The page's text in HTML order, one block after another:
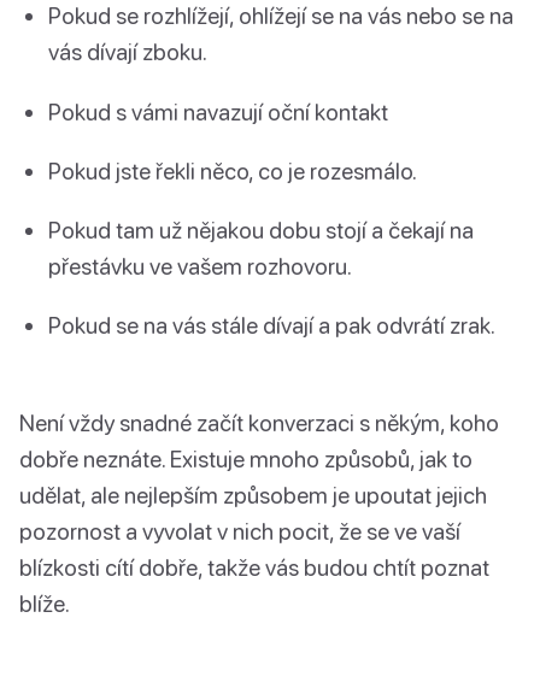
Pokud se rozhlížejí, ohlížejí se na vás nebo se na
vás dívají zboku.
Pokud s vámi navazují oční kontakt
Pokud jste řekli něco, co je rozesmálo.
Pokud tam už nějakou dobu stojí a čekají na
přestávku ve vašem rozhovoru.
Pokud se na vás stále dívají a pak odvrátí zrak.
Není vždy snadné začít konverzaci s někým, koho
dobře neznáte. Existuje mnoho způsobů, jak to
udělat, ale nejlepším způsobem je upoutat jejich
pozornost a vyvolat v nich pocit, že se ve vaší
blízkosti cítí dobře, takže vás budou chtít poznat
blíže.